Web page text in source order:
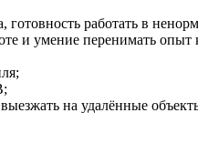
готовность работать в
и умение перенимать опыт
на удалённые